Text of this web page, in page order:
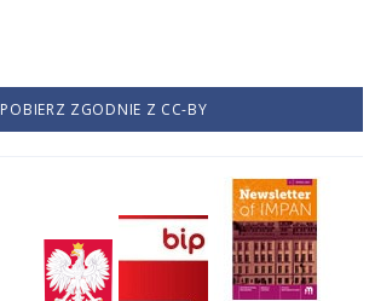
POBIERZ ZGODNIE Z CC-BY